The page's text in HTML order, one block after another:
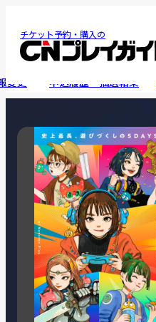
チケット予約・購入の
変更 申込履歴・抽選結果